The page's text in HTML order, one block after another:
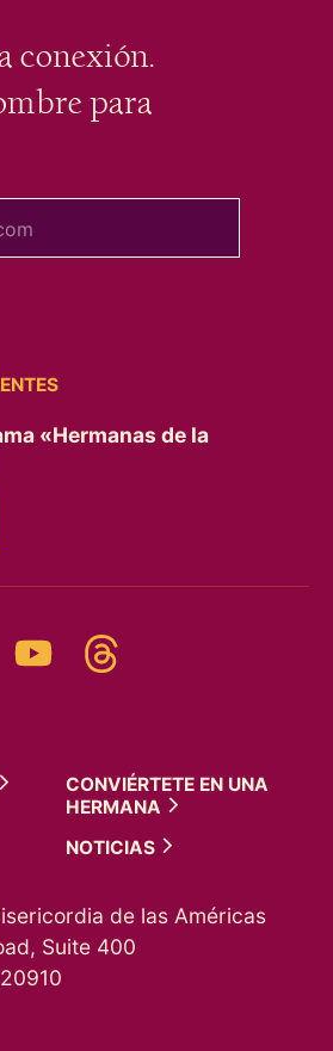
conexión.
para
«Hermanas de la
YouTube
CONVIÉRTETE EN UNA
HERMANA
NOTICIAS
de las Américas
Suite 400